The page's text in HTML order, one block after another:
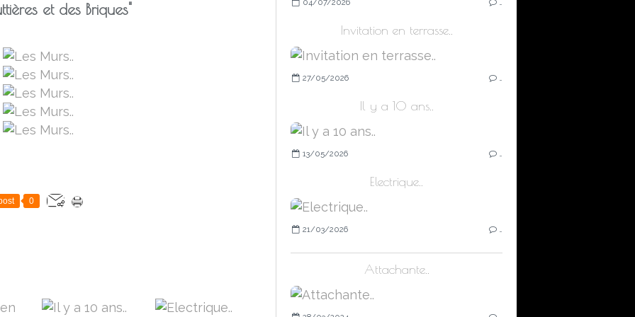
et des Briques"
0
Invitation en terrasse..
27/05/2026
Il y a 10 ans..
13/05/2026
Electrique..
21/03/2026
Attachante..